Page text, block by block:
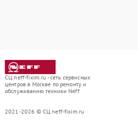
СЦ neff-fixim.ru - сеть сервисных
центров в Москве по ремонту и
обслуживанию техники Neff
2021-2026 © СЦ neff-fixim.ru